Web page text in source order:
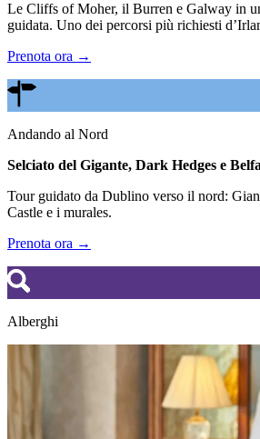
Le Cliffs of Moher, il Burren e Galway in
guidata. Uno dei percorsi più richiesti
Prenota ora →
Andando al Nord
Selciato del Gigante, Dark Hedges e
Tour guidato da Dublino verso il nord:
Castle e i murales.
Prenota ora →
Alberghi